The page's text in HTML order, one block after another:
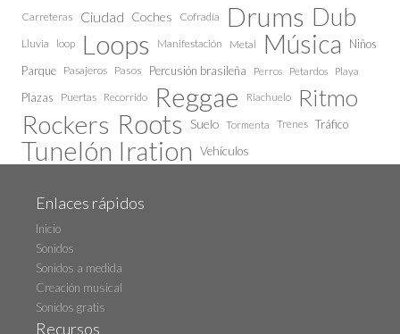
Carreteras Ciudad Coches Cofradía Drums Dub
Lluvia loop Loops Manifestación Metal Música
Niños
Parque Pasajeros Pasos Percusión brasileña Perros Petardos Playa
Plazas Puertas Recorrido Reggae Riachuelo Ritmo
Rockers Roots Suelo Tormenta Trenes Tráfico
Tunelón Iration Vehículos
Enlaces rápidos
Inicio
Sonidos
Sonidos a medida
Creación musical
Sonidos gratis
Recursos